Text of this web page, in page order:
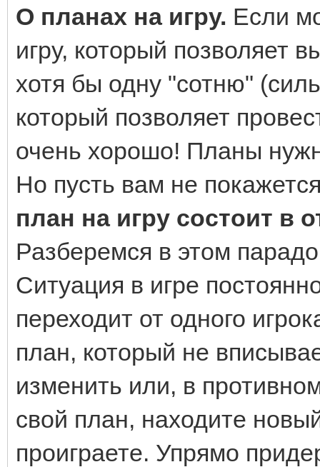
О планах на игру. Если
игру, который позволяет
хотя бы одну "сотню"
который позволяет
очень хорошо! Планы
Но пусть вам не
план на игру состоит в
Разберемся в этом
Ситуация в игре
переходит от одного
план, который не
изменить или, в
свой план, находите
проиграете. Упрямо